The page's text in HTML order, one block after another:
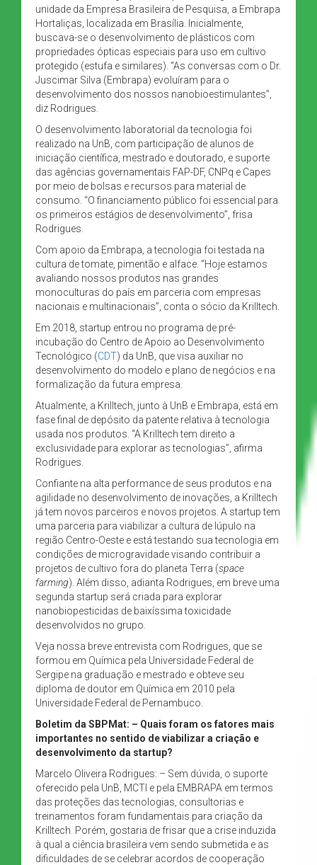
unidade da Empresa Brasileira de Pesquisa, a Embrapa
Hortaliças, localizada em Brasília. Inicialmente,
buscava-se o desenvolvimento de plásticos com
propriedades ópticas especiais para uso em cultivo
protegido (estufa e similares). “As conversas com o Dr.
Juscimar Silva (Embrapa) evoluíram para o
desenvolvimento dos nossos nanobioestimulantes”,
diz Rodrigues.
O desenvolvimento laboratorial da tecnologia foi
realizado na UnB, com participação de alunos de
iniciação científica, mestrado e doutorado, e suporte
das agências governamentais FAP-DF, CNPq e Capes
por meio de bolsas e recursos para material de
consumo. “O financiamento público foi essencial para
os primeiros estágios de desenvolvimento”, frisa
Rodrigues.
Com apoio da Embrapa, a tecnologia foi testada na
cultura de tomate, pimentão e alface. “Hoje estamos
avaliando nossos produtos nas grandes
monoculturas do país em parceria com empresas
nacionais e multinacionais”, conta o sócio da Krilltech.
Em 2018, startup entrou no programa de pré-
incubação do Centro de Apoio ao Desenvolvimento
Tecnológico (CDT) da UnB, que visa auxiliar no
desenvolvimento do modelo e plano de negócios e na
formalização da futura empresa.
Atualmente, a Krilltech, junto à UnB e Embrapa, está em
fase final de depósito da patente relativa à tecnologia
usada nos produtos. “A Krilltech tem direito a
exclusividade para explorar as tecnologias”, afirma
Rodrigues.
Confiante na alta performance de seus produtos e na
agilidade no desenvolvimento de inovações, a Krilltech
já tem novos parceiros e novos projetos. A startup tem
uma parceria para viabilizar a cultura de lúpulo na
região Centro-Oeste e está testando sua tecnologia em
condições de microgravidade visando contribuir a
projetos de cultivo fora do planeta Terra (space
farming). Além disso, adianta Rodrigues, em breve uma
segunda startup será criada para explorar
nanobiopesticidas de baixíssima toxicidade
desenvolvidos no grupo.
Veja nossa breve entrevista com Rodrigues, que se
formou em Química pela Universidade Federal de
Sergipe na graduação e mestrado e obteve seu
diploma de doutor em Química em 2010 pela
Universidade Federal de Pernambuco.
Boletim da SBPMat: – Quais foram os fatores mais
importantes no sentido de viabilizar a criação e
desenvolvimento da startup?
Marcelo Oliveira Rodrigues: – Sem dúvida, o suporte
oferecido pela UnB, MCTI e pela EMBRAPA em termos
das proteções das tecnologias, consultorias e
treinamentos foram fundamentais para criação da
Krilltech. Porém, gostaria de frisar que a crise induzida
à qual a ciência brasileira vem sendo submetida e as
dificuldades de se celebrar acordos de cooperação